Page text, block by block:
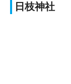
日枝神社